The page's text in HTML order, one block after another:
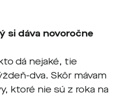
si dáva novoročne
dá nejaké, tie
dva. Skôr mávam
ktoré nie sú z roka na